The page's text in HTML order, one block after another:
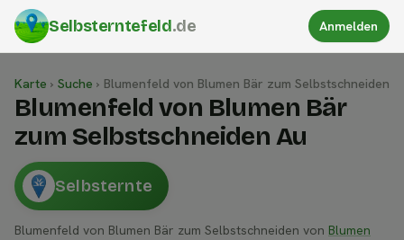
Selbsterntefeld.de Anmelden
Karte › Suche › Blumenfeld von Blumen Bär zum Selbstschneiden
Blumenfeld von Blumen Bär
zum Selbstschneiden Au
Selbsternte
Blumenfeld von Blumen Bär zum Selbstschneiden von Blumen